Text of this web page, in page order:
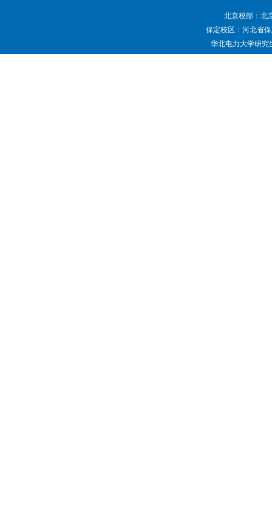
北京校部：北
保定校区：河北省
华北电力大学研究